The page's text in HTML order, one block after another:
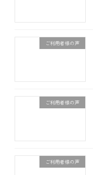
ご利用者様の声
ご利用者様の声
ご利用者様の声